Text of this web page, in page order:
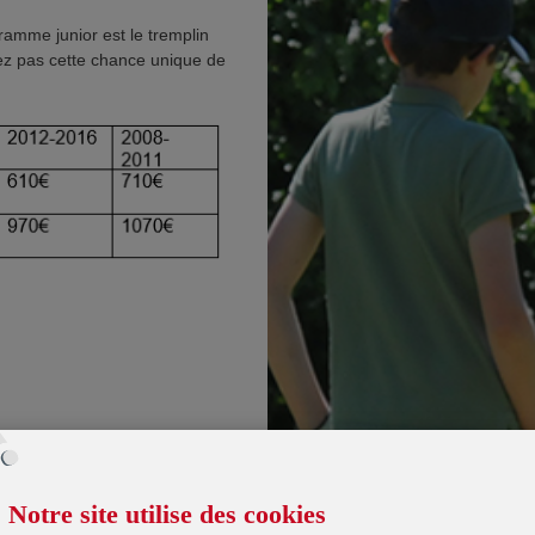
junior est le tremplin
pas cette chance unique de
Notre site utilise des cookies